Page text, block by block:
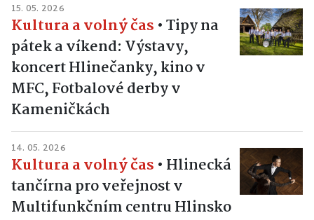
15. 05. 2026
Kultura a volný čas •Tipy na
pátek a víkend: Výstavy,
koncert Hlinečanky, kino v
MFC, Fotbalové derby v
Kameničkách
14. 05. 2026
Kultura a volný čas • Hlinecká
tančírna pro veřejnost v
Multifunkčním centru Hlinsko